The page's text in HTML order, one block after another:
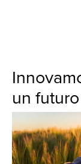
un